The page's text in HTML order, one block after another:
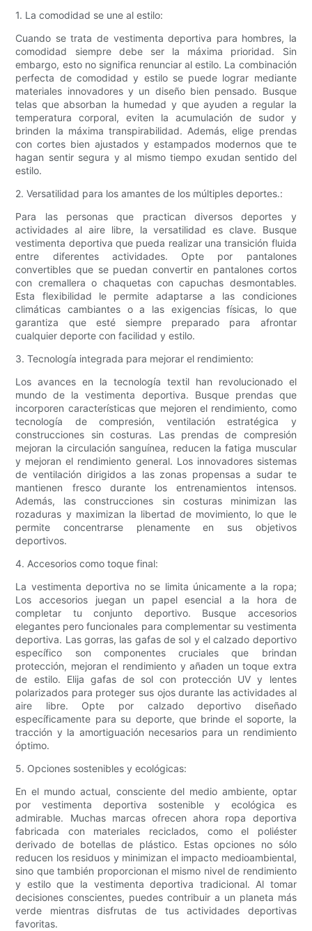
1. La comodidad se une al estilo:
Cuando se trata de vestimenta deportiva para hombres, la
comodidad siempre debe ser la máxima prioridad. Sin
embargo, esto no significa renunciar al estilo. La combinación
perfecta de comodidad y estilo se puede lograr mediante
materiales innovadores y un diseño bien pensado. Busque
telas que absorban la humedad y que ayuden a regular la
temperatura corporal, eviten la acumulación de sudor y
brinden la máxima transpirabilidad. Además, elige prendas
con cortes bien ajustados y estampados modernos que te
hagan sentir segura y al mismo tiempo exudan sentido del
estilo.
2. Versatilidad para los amantes de los múltiples deportes.:
Para las personas que practican diversos deportes y
actividades al aire libre, la versatilidad es clave. Busque
vestimenta deportiva que pueda realizar una transición fluida
entre diferentes actividades. Opte por pantalones
convertibles que se puedan convertir en pantalones cortos
con cremallera o chaquetas con capuchas desmontables.
Esta flexibilidad le permite adaptarse a las condiciones
climáticas cambiantes o a las exigencias físicas, lo que
garantiza que esté siempre preparado para afrontar
cualquier deporte con facilidad y estilo.
3. Tecnología integrada para mejorar el rendimiento:
Los avances en la tecnología textil han revolucionado el
mundo de la vestimenta deportiva. Busque prendas que
incorporen características que mejoren el rendimiento, como
tecnología de compresión, ventilación estratégica y
construcciones sin costuras. Las prendas de compresión
mejoran la circulación sanguínea, reducen la fatiga muscular
y mejoran el rendimiento general. Los innovadores sistemas
de ventilación dirigidos a las zonas propensas a sudar te
mantienen fresco durante los entrenamientos intensos.
Además, las construcciones sin costuras minimizan las
rozaduras y maximizan la libertad de movimiento, lo que le
permite concentrarse plenamente en sus objetivos
deportivos.
4. Accesorios como toque final:
La vestimenta deportiva no se limita únicamente a la ropa;
Los accesorios juegan un papel esencial a la hora de
completar tu conjunto deportivo. Busque accesorios
elegantes pero funcionales para complementar su vestimenta
deportiva. Las gorras, las gafas de sol y el calzado deportivo
específico son componentes cruciales que brindan
protección, mejoran el rendimiento y añaden un toque extra
de estilo. Elija gafas de sol con protección UV y lentes
polarizados para proteger sus ojos durante las actividades al
aire libre. Opte por calzado deportivo diseñado
específicamente para su deporte, que brinde el soporte, la
tracción y la amortiguación necesarios para un rendimiento
óptimo.
5. Opciones sostenibles y ecológicas:
En el mundo actual, consciente del medio ambiente, optar
por vestimenta deportiva sostenible y ecológica es
admirable. Muchas marcas ofrecen ahora ropa deportiva
fabricada con materiales reciclados, como el poliéster
derivado de botellas de plástico. Estas opciones no sólo
reducen los residuos y minimizan el impacto medioambiental,
sino que también proporcionan el mismo nivel de rendimiento
y estilo que la vestimenta deportiva tradicional. Al tomar
decisiones conscientes, puedes contribuir a un planeta más
verde mientras disfrutas de tus actividades deportivas
favoritas.